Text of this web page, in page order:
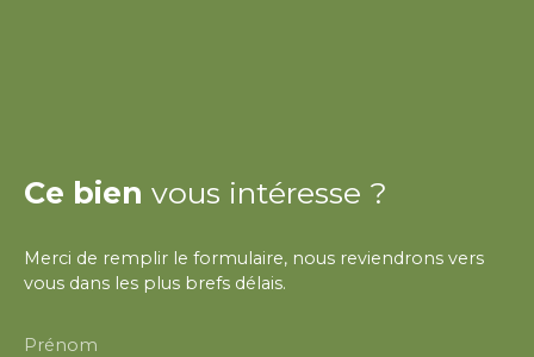
Ce bien vous intéresse ?
Merci de remplir le formulaire, nous reviendrons vers
vous dans les plus brefs délais.
Prénom